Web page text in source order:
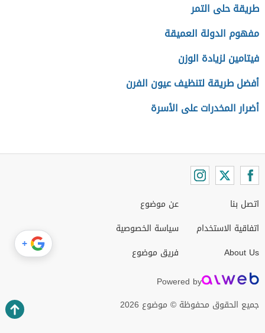
طريقة حلى التمر
مفهوم الدولة العميقة
فيتامين لزيادة الوزن
أفضل طريقة لتنظيف عيون الفرن
أضرار المخدرات على الأسرة
اتصل بنا
اتفاقية الاستخدام
About Us
عن موضوع
سياسة الخصوصية
فريق موضوع
Powered by
جميع الحقوق محفوظة © موضوع 2026
+